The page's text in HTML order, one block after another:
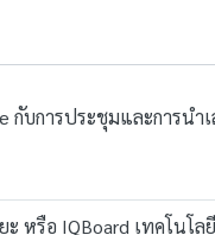
กับการประชุมและการนำ
ะ หรือ IQBoard เทคโนโ